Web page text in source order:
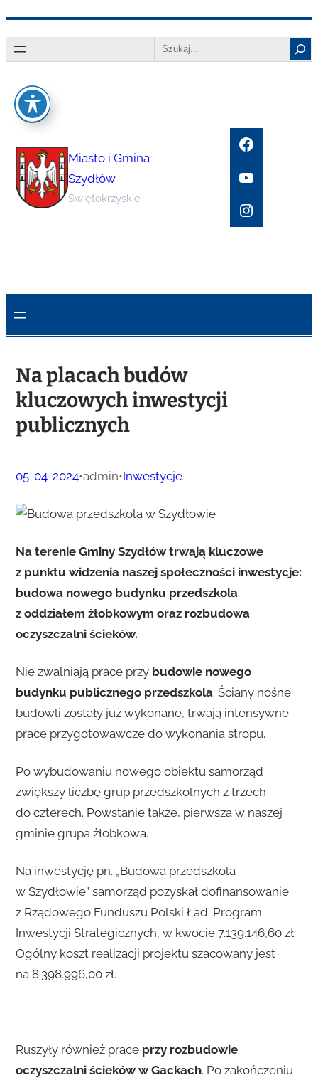
do
Search
Miasto i Gmina
Szydłów
Świętokrzyskie
Facebook
YouTube
Instagram
Na placach budów
kluczowych inwestycji
publicznych
05-04-2024•admin•Inwestycje
Na terenie Gminy Szydłów trwają kluczowe
z punktu widzenia naszej społeczności inwestycje:
budowa nowego budynku przedszkola
z oddziałem żłobkowym oraz rozbudowa
oczyszczalni ścieków.
Nie zwalniają prace przy budowie nowego
budynku publicznego przedszkola. Ściany nośne
budowli zostały już wykonane, trwają intensywne
prace przygotowawcze do wykonania stropu.
Po wybudowaniu nowego obiektu samorząd
zwiększy liczbę grup przedszkolnych z trzech
do czterech. Powstanie także, pierwsza w naszej
gminie grupa żłobkowa.
Na inwestycję pn. „Budowa przedszkola
w Szydłowie” samorząd pozyskał dofinansowanie
z Rządowego Funduszu Polski Ład: Program
Inwestycji Strategicznych, w kwocie 7.139.146,60 zł.
Ogólny koszt realizacji projektu szacowany jest
na 8.398.996,00 zł.
Ruszyły również prace przy rozbudowie
oczyszczalni ścieków w Gackach. Po zakończeniu